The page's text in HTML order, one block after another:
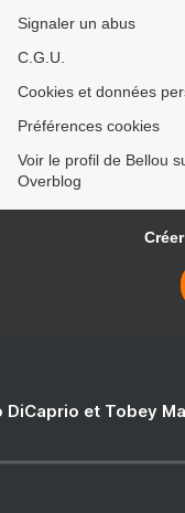
Signaler un abus
C.G.U.
Cookies et données
Préférences cookies
Voir le profil de Bellou
Overblog
DiCaprio et Tobey